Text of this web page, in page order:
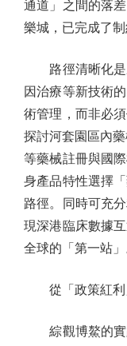
通道」之間的落
樂城，已完成了制
路徑清晰化是
因治療等新技術
術管理，而非必
探討河套園區內
等藥械註冊與國
身產品特性選擇
路徑。同時可充
現深港臨床數據
全球的「第一站」
從「政策紅利
綜觀博鰲的實